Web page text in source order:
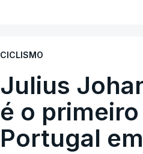
CICLISMO
Julius
é o
Portugal